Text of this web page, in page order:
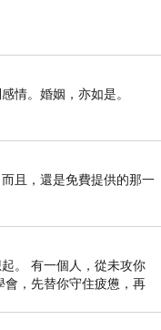
道理的智慧
討
你們追…我就
情。婚姻，亦如是。
且，還是免費提供的那一
。 有一個人，從未攻你
會，先替你守住疲憊，再